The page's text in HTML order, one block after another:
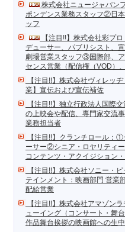
株式会社ニュージャパン
ポンデンス業務スタッフ②日
ッフ
【注目!!】株式会社彩プ
デューサー、パブリシスト、
劇場営業スタッフ③国際部、
センス営業（配信権（VOD）
【注目!!】株式会社ヴィレッ
業】宣伝および宣伝補佐
【注目!!】独立行政法人国際
の上映会や配信、専門家交流
業務担当者
【注目!!】クランチロール：
ーサー②シニア・ロヤリティ
コンテンツ・アクイジション
【注目!!】株式会社ソニー・
テインメント：映画部門 営業
配給営業
【注目!!】株式会社アマゾン
ューイング（コンサート・舞
作品舞台挨拶の映画館への生